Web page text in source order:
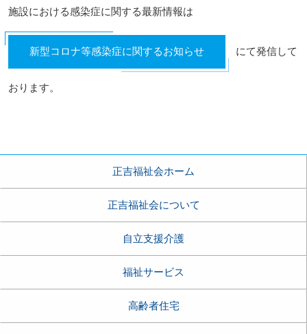
施設における感染症に関する最新情報は
新型コロナ等感染症に関するお知らせ にて発信して
おります。
正吉福祉会ホーム
正吉福祉会について
自立支援介護
福祉サービス
高齢者住宅